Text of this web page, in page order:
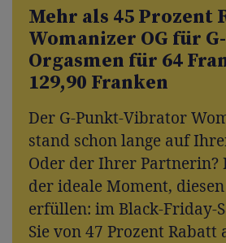
Mehr als 45 Prozent
Womanizer OG für
Orgasmen für 64
129,90 Franken
Der G-Punkt-Vibrator
stand schon lange auf
Oder der Ihrer Partnerin?
der ideale Moment,
erfüllen: im Black-Friday-
Sie von 47 Prozent Rabatt